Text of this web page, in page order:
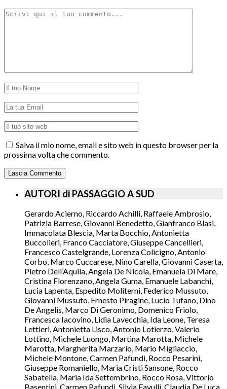
Salva il mio nome, email e sito web in questo browser per la
prossima volta che commento.
AUTORI di PASSAGGIO A SUD
Gerardo Acierno, Riccardo Achilli, Raffaele Ambrosio,
Patrizia Barrese, Giovanni Benedetto, Gianfranco Blasi,
Immacolata Blescia, Marta Bocchio, Antonietta
Buccolieri, Franco Cacciatore, Giuseppe Cancellieri,
Francesco Castelgrande, Lorenza Colicigno, Antonio
Corbo, Marco Cuccarese, Nino Carella, Giovanni Caserta,
Pietro Dell’Aquila, Angela De Nicola, Emanuela Di Mare,
Cristina Florenzano, Angela Guma, Emanuele Labanchi,
Lucia Lapenta, Espedito Moliterni, Federico Mussuto,
Giovanni Mussuto, Ernesto Piragine, Lucio Tufano, Dino
De Angelis, Marco Di Geronimo, Domenico Friolo,
Francesca Iacovino, Lidia Lavecchia, Ida Leone, Teresa
Lettieri, Antonietta Lisco, Antonio Lotierzo, Valerio
Lottino, Michele Luongo, Martina Marotta, Michele
Marotta, Margherita Marzario, Mario Migliaccio,
Michele Montone, Carmen Pafundi, Rocco Pesarini,
Giuseppe Romaniello, Maria Cristi Sansone, Rocco
Sabatella, Maria Ida Settembrino, Rocco Rosa, Vittorio
Basentini, Carmen Pafundi, Silvia Favulli, Claudia De Luca,